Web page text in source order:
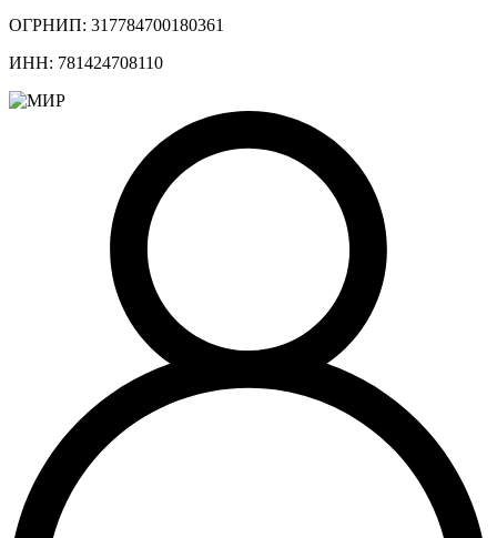
ОГРНИП: 317784700180361
ИНН: 781424708110